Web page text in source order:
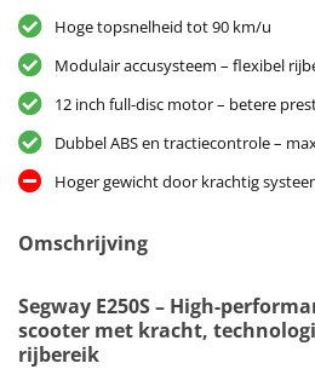
Hoge topsnelheid tot 90 km/u
Modulair accusysteem – flexibel
12 inch full-disc motor – betere
Dubbel ABS en tractiecontrole –
Hoger gewicht door krachtig
Omschrijving
Segway E250S – High-
scooter met kracht,
rijbereik